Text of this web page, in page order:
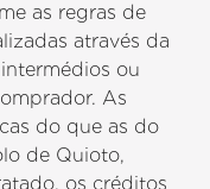
as regras de
através da
ou
As
do que as do
de Quioto,
os créditos